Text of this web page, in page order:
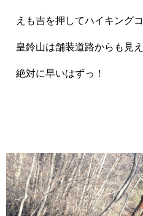
えも吉を押してハイキングコ
皇鈴山は舗装道路からも見
絶対に早いはずっ！